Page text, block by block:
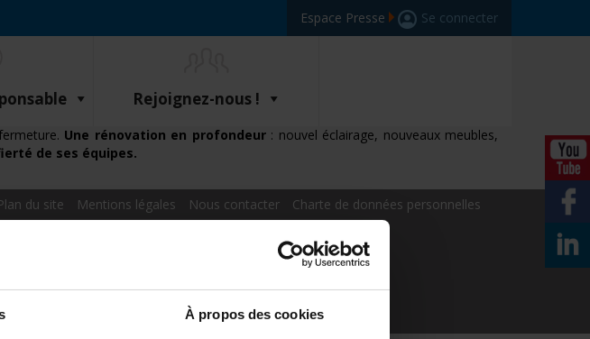
À propos des cookies
Espace Presse Se connecter
Rejoignez-nous !
Une rénovation en profondeur: nouvel éclairage, nouveaux meubles,
de ses équipes.
du site Mentions légales Nous contacter
Charte de données personnelles
Politiques Cookies